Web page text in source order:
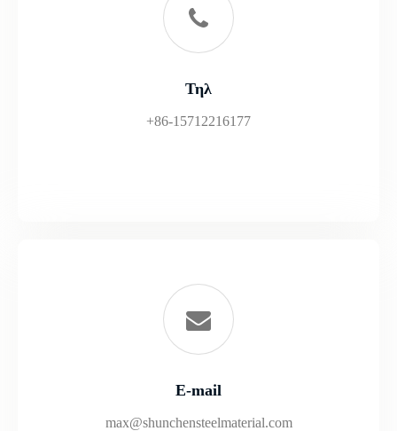
Τηλ
+86-15712216177
E-mail
max@shunchensteelmaterial.com